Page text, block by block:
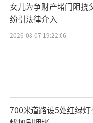
女儿为争财产堵门阻挠
纷引法律介入
2026-08-07 19:22:06
700米道路设5处红绿灯